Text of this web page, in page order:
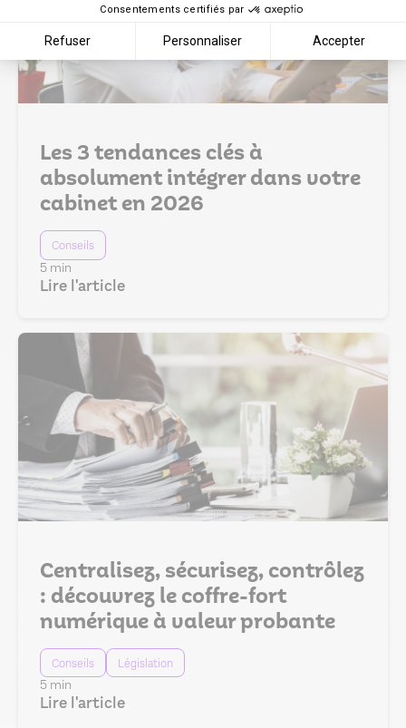
Consentements certifiés par
Refuser Personnaliser Accepter
Les 3 tendances clés à
absolument intégrer dans votre
cabinet en 2026
Conseils
5 min
Lire l'article
Centralisez, sécurisez, contrôlez
: découvrez le coffre-fort
numérique à valeur probante
Conseils Législation
5 min
Lire l'article